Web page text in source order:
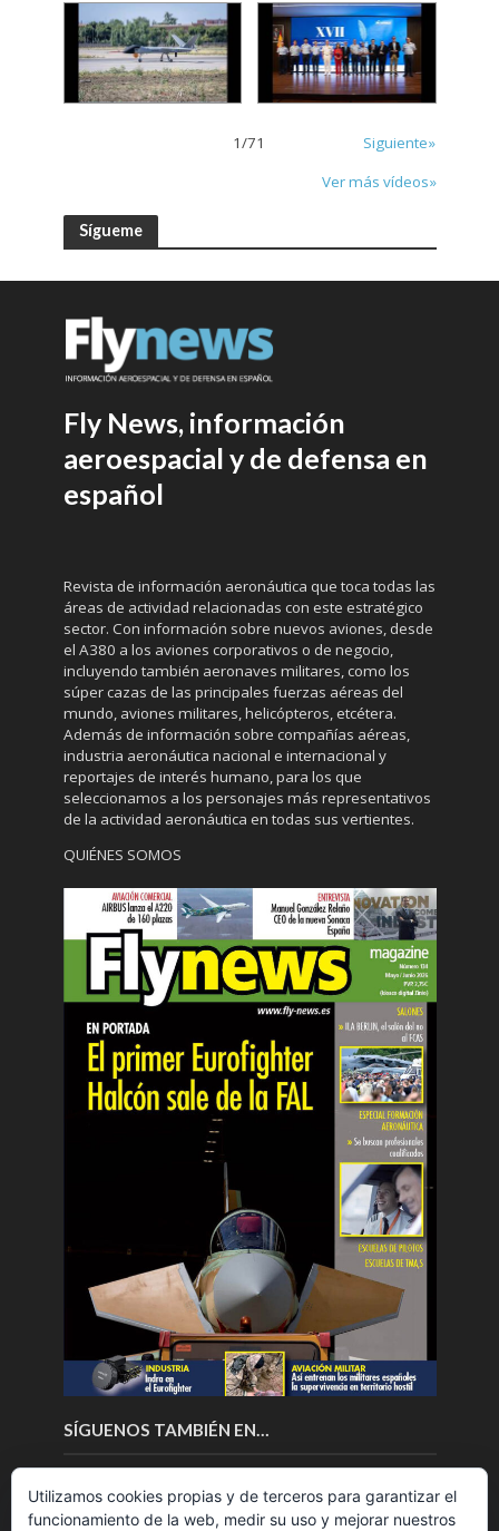
1/71
Siguiente»
Ver más vídeos»
Sígueme
Fly News, información
aeroespacial y de defensa en
español
Revista de información aeronáutica que toca todas las
áreas de actividad relacionadas con este estratégico
sector. Con información sobre nuevos aviones, desde
el A380 a los aviones corporativos o de negocio,
incluyendo también aeronaves militares, como los
súper cazas de las principales fuerzas aéreas del
mundo, aviones militares, helicópteros, etcétera.
Además de información sobre compañías aéreas,
industria aeronáutica nacional e internacional y
reportajes de interés humano, para los que
seleccionamos a los personajes más representativos
de la actividad aeronáutica en todas sus vertientes.
QUIÉNES SOMOS
SÍGUENOS TAMBIÉN EN…
Utilizamos cookies propias y de terceros para garantizar el
funcionamiento de la web, medir su uso y mejorar nuestros